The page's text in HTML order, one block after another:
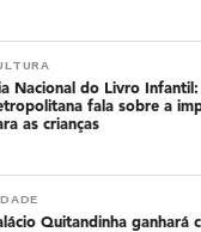
Nacional do Livro
fala sobre a
as crianças
Quitandinha ganhará